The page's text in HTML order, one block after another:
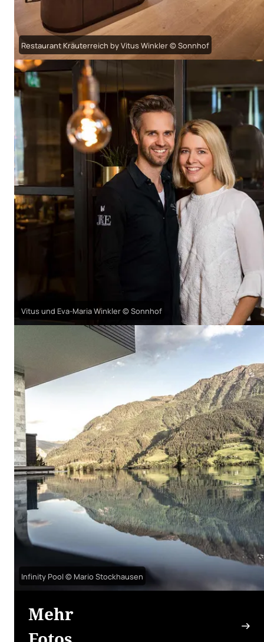
Restaurant Kräuterreich by Vitus Winkler © Sonnhof
Vitus und Eva-Maria Winkler © Sonnhof
Infinity Pool © Mario Stockhausen
Mehr